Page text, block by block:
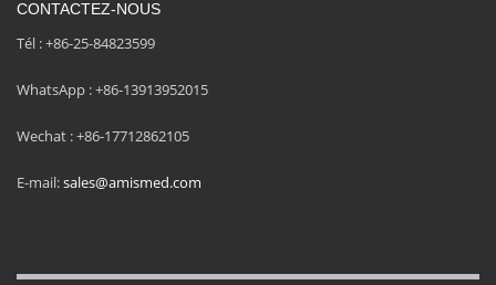
CONTACTEZ-NOUS
Tél : +86-25-84823599
WhatsApp : +86-13913952015
Wechat : +86-17712862105
E-mail:sales@amismed.com